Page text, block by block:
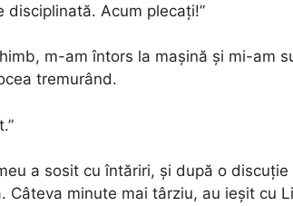
disciplinată. Acum plecați!”
m-am întors la mașină și mi-am
tremurând.
a sosit cu întăriri, și după o discuție
minute mai târziu, au ieșit cu